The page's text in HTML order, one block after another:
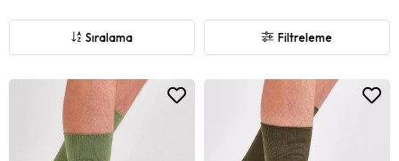
Filtreleme
Sıralama